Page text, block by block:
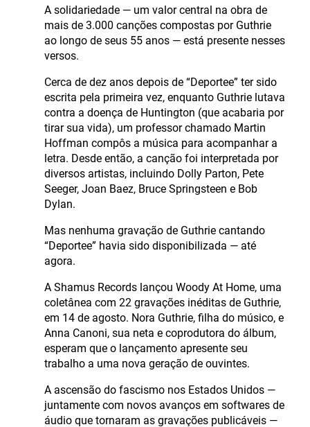
A solidariedade — um valor central na obra de
mais de 3.000 canções compostas por Guthrie
ao longo de seus 55 anos — está presente nesses
versos.
Cerca de dez anos depois de “Deportee” ter sido
escrita pela primeira vez, enquanto Guthrie lutava
contra a doença de Huntington (que acabaria por
tirar sua vida), um professor chamado Martin
Hoffman compôs a música para acompanhar a
letra. Desde então, a canção foi interpretada por
diversos artistas, incluindo Dolly Parton, Pete
Seeger, Joan Baez, Bruce Springsteen e Bob
Dylan.
Mas nenhuma gravação de Guthrie cantando
“Deportee” havia sido disponibilizada — até
agora.
A Shamus Records lançou Woody At Home, uma
coletânea com 22 gravações inéditas de Guthrie,
em 14 de agosto. Nora Guthrie, filha do músico, e
Anna Canoni, sua neta e coprodutora do álbum,
esperam que o lançamento apresente seu
trabalho a uma nova geração de ouvintes.
A ascensão do fascismo nos Estados Unidos —
juntamente com novos avanços em softwares de
áudio que tornaram as gravações publicáveis —